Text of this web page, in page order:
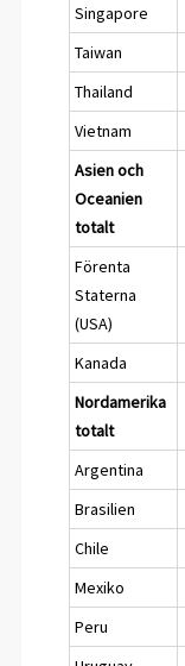
Singapore
Taiwan
Thailand
Vietnam
Asien och
Oceanien
totalt
Förenta
Staterna
(USA)
Kanada
Nordamerika
totalt
Argentina
Brasilien
Chile
Mexiko
Peru